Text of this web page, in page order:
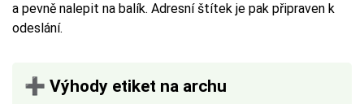
a pevně nalepit na balík. Adresní štítek je pak připraven k
odeslání.
➕ Výhody etiket na archu